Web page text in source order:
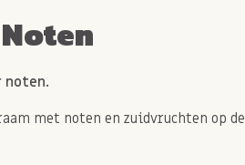
noten.
met noten en zuidvruchten op de